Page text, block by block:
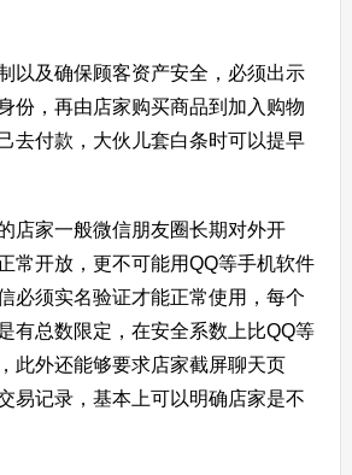
以及确保顾客资产安全，必须出示
份，再由店家购买商品到加入购物
去付款，大伙儿套白条时可以提早
店家一般微信朋友圈长期对外开
常开放，更不可能用QQ等手机软件
必须实名验证才能正常使用，每个
有总数限定，在安全系数上比QQ等
此外还能够要求店家截屏聊天页
易记录，基本上可以明确店家是不